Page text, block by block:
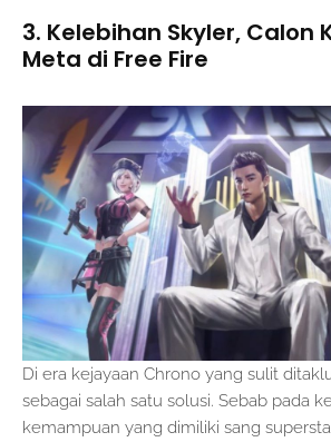
3. Kelebihan Skyler, Calon
Meta di Free Fire
Di era kejayaan Chrono yang sulit
sebagai salah satu solusi. Sebab pada
kemampuan yang dimiliki sang